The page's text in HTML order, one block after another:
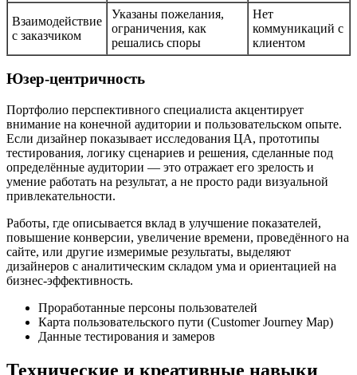
Взаимодействие
с заказчиком
Указаны пожелания,
ограничения, как
решались споры
Нет
коммуникаций с
клиентом
Юзер-центричность
Портфолио перспективного специалиста акцентирует
внимание на конечной аудитории и пользовательском опыте.
Если дизайнер показывает исследования ЦА, прототипы
тестирования, логику сценариев и решения, сделанные под
определённые аудитории — это отражает его зрелость и
умение работать на результат, а не просто ради визуальной
привлекательности.
Работы, где описывается вклад в улучшение показателей,
повышение конверсии, увеличение времени, проведённого на
сайте, или другие измеримые результаты, выделяют
дизайнеров с аналитическим складом ума и ориентацией на
бизнес-эффективность.
Проработанные персоны пользователей
Карта пользовательского пути (Customer Journey Map)
Данные тестирования и замеров
Технические и креативные навыки